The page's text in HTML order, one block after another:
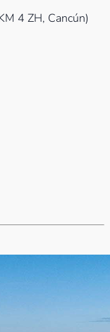
4 ZH, Cancún)